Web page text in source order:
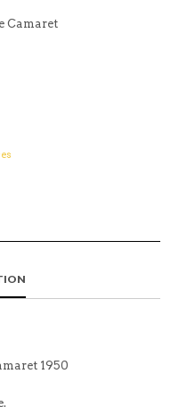
Camaret
1950